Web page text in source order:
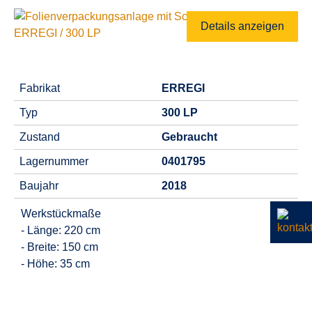
Details anzeigen
Fabrikat ERREGI
Typ 300 LP
Zustand Gebraucht
Lagernummer 0401795
Baujahr 2018
Werkstückmaße
- Länge: 220 cm
- Breite: 150 cm
- Höhe: 35 cm